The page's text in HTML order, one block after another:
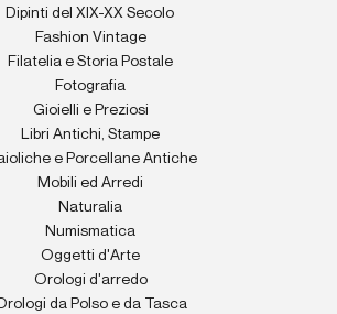
Dipinti del XIX-XX Secolo
Fashion Vintage
Filatelia e Storia Postale
Fotografia
Gioielli e Preziosi
Libri Antichi, Stampe
e Porcellane Antiche
Mobili ed Arredi
Naturalia
Numismatica
Oggetti d'Arte
Orologi d'arredo
da Polso e da Tasca